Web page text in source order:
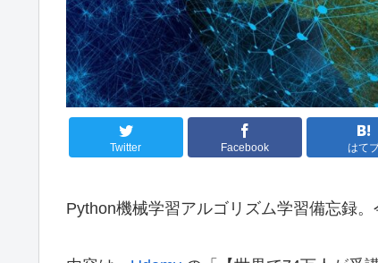
Twitter Facebook はて
Python機械学習アルゴリズム学習備忘録